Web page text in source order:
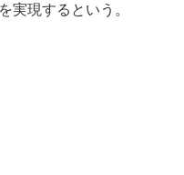
実現するという。